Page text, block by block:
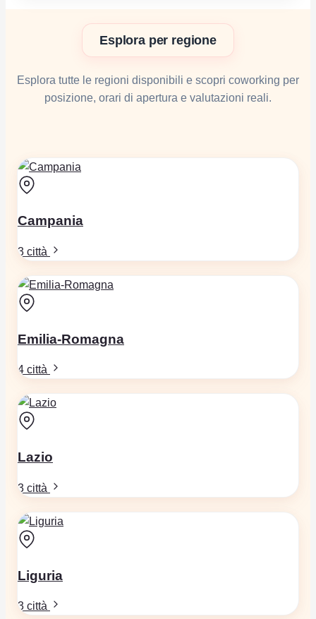
Esplora per regione
Esplora tutte le regioni disponibili e scopri coworking per
posizione, orari di apertura e valutazioni reali.
Campania
3 città
Emilia-Romagna
4 città
Lazio
3 città
Liguria
3 città